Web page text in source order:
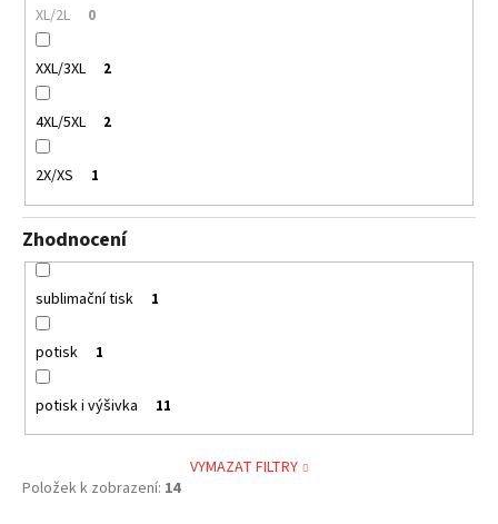
XL/2L 0
XXL/3XL 2
4XL/5XL 2
2X/XS 1
Zhodnocení
sublimační tisk 1
potisk 1
potisk i výšivka 11
VYMAZAT FILTRY
Položek k zobrazení: 14